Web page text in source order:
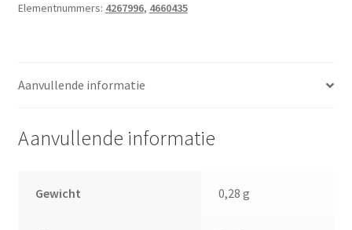
Elementnummers:4267996,4660435
Aanvullende informatie
Aanvullende informatie
Gewicht 0,28 g